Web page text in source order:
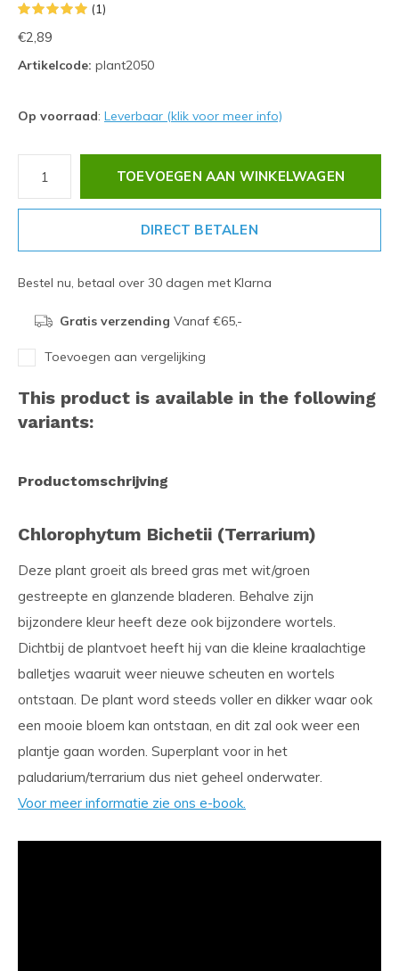
(1)
€2,89
Artikelcode: plant2050
Op voorraad: Leverbaar (klik voor meer info)
TOEVOEGEN AAN WINKELWAGEN
DIRECT BETALEN
Bestel nu, betaal over 30 dagen met Klarna
Gratis verzending Vanaf €65,-
Toevoegen aan vergelijking
This product is available in the following
variants:
Productomschrijving
Chlorophytum Bichetii (Terrarium)
Deze plant groeit als breed gras met wit/groen
gestreepte en glanzende bladeren. Behalve zijn
bijzondere kleur heeft deze ook bijzondere wortels.
Dichtbij de plantvoet heeft hij van die kleine kraalachtige
balletjes waaruit weer nieuwe scheuten en wortels
ontstaan. De plant word steeds voller en dikker waar ook
een mooie bloem kan ontstaan, en dit zal ook weer een
plantje gaan worden. Superplant voor in het
paludarium/terrarium dus niet geheel onderwater.
Voor meer informatie zie ons e-book.